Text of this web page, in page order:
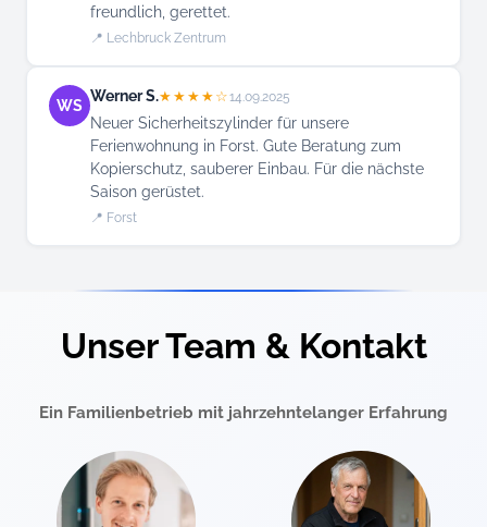
freundlich, gerettet.
📍 Lechbruck Zentrum
WS
Werner S.★★★★☆14.09.2025
Neuer Sicherheitszylinder für unsere
Ferienwohnung in Forst. Gute Beratung zum
Kopierschutz, sauberer Einbau. Für die nächste
Saison gerüstet.
📍 Forst
Unser Team & Kontakt
Ein Familienbetrieb mit jahrzehntelanger Erfahrung